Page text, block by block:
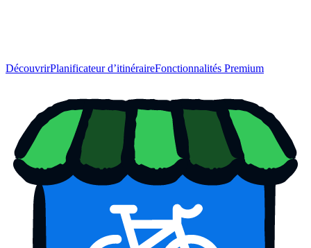
DécouvrirPlanificateur d’itinéraireFonctionnalités Premium